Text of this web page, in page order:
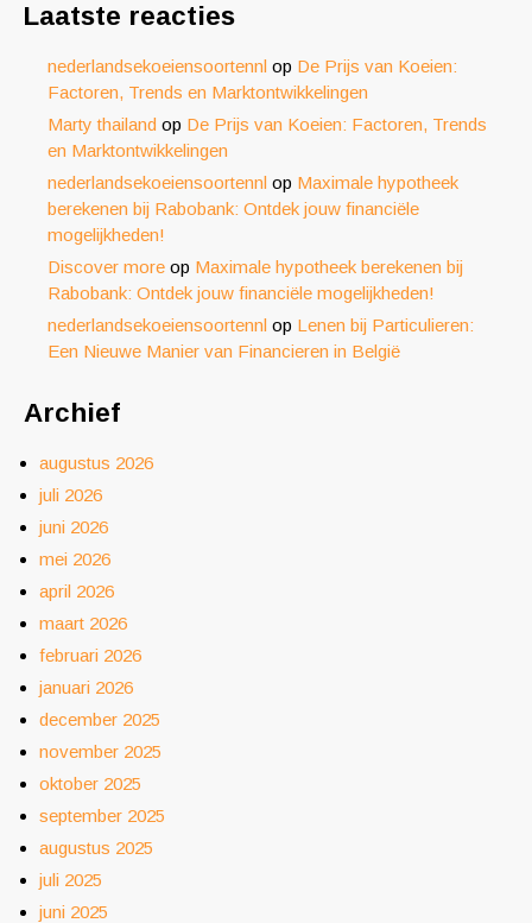
Laatste reacties
nederlandsekoeiensoortennl op De Prijs van Koeien:
Factoren, Trends en Marktontwikkelingen
Marty thailand op De Prijs van Koeien: Factoren, Trends
en Marktontwikkelingen
nederlandsekoeiensoortennl op Maximale hypotheek
berekenen bij Rabobank: Ontdek jouw financiële
mogelijkheden!
Discover more op Maximale hypotheek berekenen bij
Rabobank: Ontdek jouw financiële mogelijkheden!
nederlandsekoeiensoortennl op Lenen bij Particulieren:
Een Nieuwe Manier van Financieren in België
Archief
augustus 2026
juli 2026
juni 2026
mei 2026
april 2026
maart 2026
februari 2026
januari 2026
december 2025
november 2025
oktober 2025
september 2025
augustus 2025
juli 2025
juni 2025